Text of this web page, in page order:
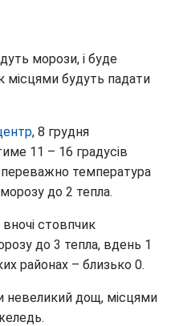
морози, і буде
місцями будуть падати
, 8 грудня
11 – 16 градусів
температура
до 2 тепла.
стовпчик
до 3 тепла, вдень 1
районах – близько 0.
невеликий дощ, місцями